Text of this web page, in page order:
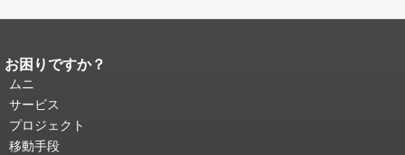
ページコンテンツの終わり。
ジの残りの部分はすべてのページで繰
り返されます。
頭に戻る。
お困りですか？
ムニ
サービス
プロジェクト
移動手段